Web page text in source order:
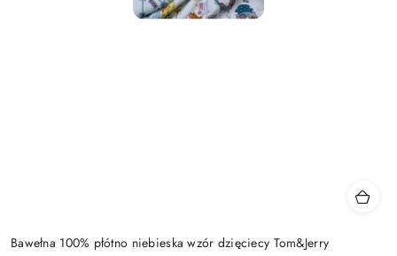
Bawełna 100% płótno niebieska wzór dzięciecy Tom&Jerry